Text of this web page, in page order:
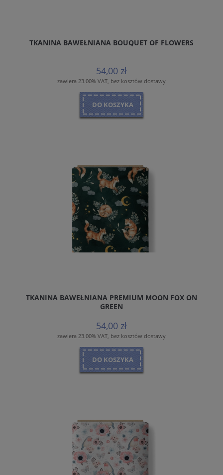
TKANINA BAWEŁNIANA BOUQUET OF FLOWERS
54,00 zł
zawiera 23.00% VAT, bez kosztów dostawy
DO KOSZYKA
TKANINA BAWEŁNIANA PREMIUM MOON FOX ON
GREEN
54,00 zł
zawiera 23.00% VAT, bez kosztów dostawy
DO KOSZYKA